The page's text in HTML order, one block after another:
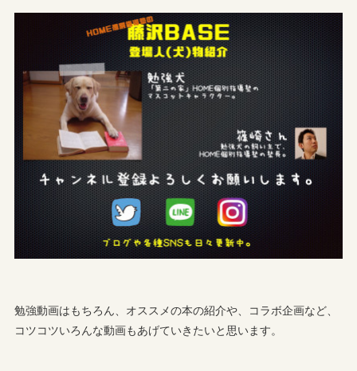
勉強動画はもちろん、オススメの本の紹介や、コラボ企画など、
コツコツいろんな動画もあげていきたいと思います。